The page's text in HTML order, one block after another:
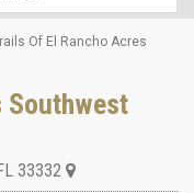
Of El Rancho Acres
Southwest
33332